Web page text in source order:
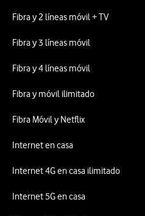
Fibra y 2 líneas móvil + TV
Fibra y 3 líneas móvil
Fibra y 4 líneas móvil
Fibra y móvil ilimitado
Fibra Móvil y Netflix
Internet en casa
Internet 4G en casa ilimitado
Internet 5G en casa